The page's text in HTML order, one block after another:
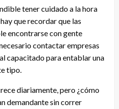
tener cuidado a la hora
que recordar que las
encontrarse con gente
contactar empresas
capacitado para entablar una
tipo.
diariamente, pero ¿cómo
demandante sin correr